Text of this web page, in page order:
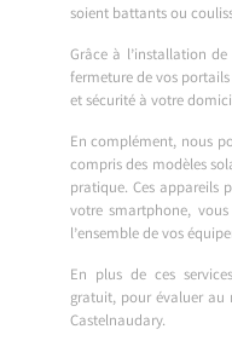
soient battants ou
Grâce à l’installation
fermeture de vos
et sécurité à votre
En complément, nous
compris des modèles
pratique. Ces appareils
votre smartphone,
l’ensemble de vos
En plus de ces
gratuit, pour évaluer
Castelnaudary.